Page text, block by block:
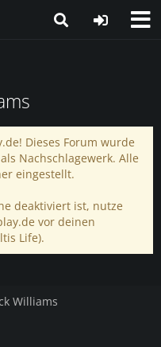
Dieses Forum wurde
Nachschlagewerk. Alle
eingestellt.
deaktiviert ist, nutze
vor deinen
Life).
Williams